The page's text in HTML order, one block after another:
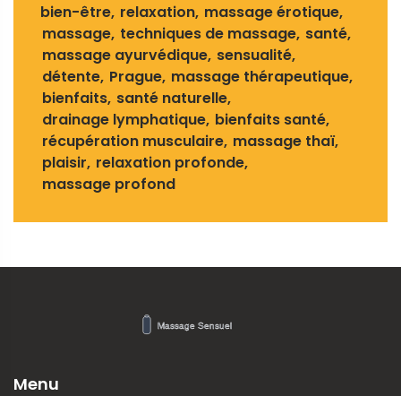
bien-être relaxation massage érotique
massage techniques de massage santé
massage ayurvédique sensualité
détente Prague massage thérapeutique
bienfaits santé naturelle
drainage lymphatique bienfaits santé
récupération musculaire massage thaï
plaisir relaxation profonde
massage profond
Menu